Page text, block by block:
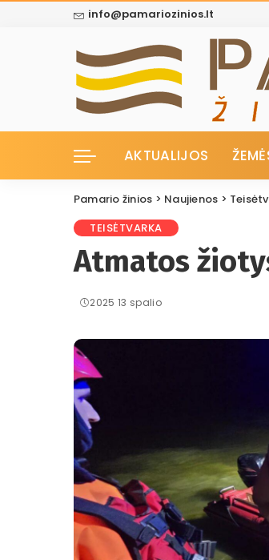
info@pamariozinios.lt
AKTUALIJOS
Pamario žinios > Naujienos >
TEISĖTVARKA
Atmatos
2025 13 spalio